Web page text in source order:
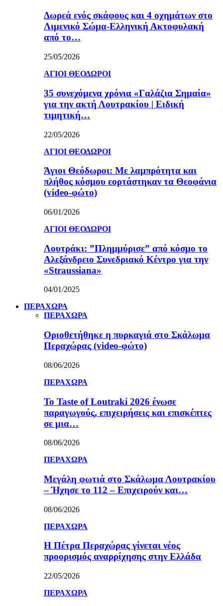
Δωρεά ενός σκάφους και 4 οχημάτων στο
Λιμενικό Σώμα-Ελληνική Ακτοφυλακή
από το…
25/05/2026
ΑΓΙΟΙ ΘΕΟΔΩΡΟΙ
35 συνεχόμενα χρόνια «Γαλάζια Σημαία»
για την ακτή Λουτρακίου | Ειδική
τιμητική…
22/05/2026
ΑΓΙΟΙ ΘΕΟΔΩΡΟΙ
Άγιοι Θεόδωροι: Με λαμπρότητα και
πλήθος κόσμου εορτάστηκαν τα Θεοφάνια
(video-φώτο)
06/01/2026
ΑΓΙΟΙ ΘΕΟΔΩΡΟΙ
Λουτράκι: ”Πλημμύρισε” από κόσμο το
Αλεξάνδρειο Συνεδριακό Κέντρο για την
«Straussiana»
04/01/2025
ΠΕΡΑΧΩΡΑ
ΠΕΡΑΧΩΡΑ
Οριοθετήθηκε η πυρκαγιά στο Σκάλωμα
Περαχώρας (video-φώτο)
08/06/2026
ΠΕΡΑΧΩΡΑ
Το Taste of Loutraki 2026 ένωσε
παραγωγούς, επιχειρήσεις και επισκέπτες
σε μια…
08/06/2026
ΠΕΡΑΧΩΡΑ
Μεγάλη φωτιά στο Σκάλωμα Λουτρακίου
– Ήχησε το 112 – Επιχειρούν και…
08/06/2026
ΠΕΡΑΧΩΡΑ
Η Πέτρα Περαχώρας γίνεται νέος
προορισμός αναρρίχησης στην Ελλάδα
22/05/2026
ΠΕΡΑΧΩΡΑ